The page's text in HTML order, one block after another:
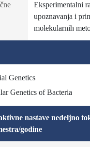
Eksperimentalni
upoznavanja i
molekularnih
Genetics
Genetics of Bacteria
nastave nedeljno
godine